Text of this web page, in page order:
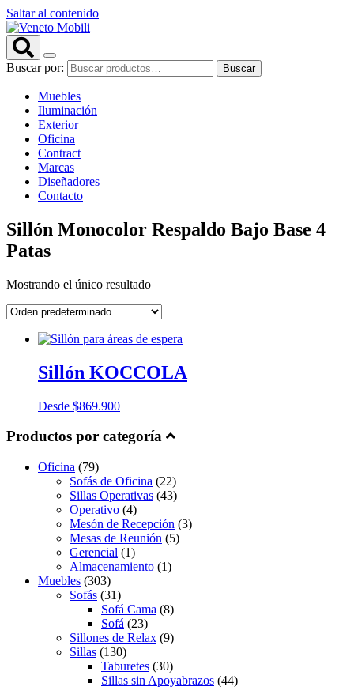
Saltar al contenido
Buscar por: Buscar
Muebles
Iluminación
Exterior
Oficina
Contract
Marcas
Diseñadores
Contacto
Sillón Monocolor Respaldo Bajo Base 4
Patas
Mostrando el único resultado
Sillón KOCCOLA
Desde $869.900
Productos por categoría
Oficina (79)
Sofás de Oficina (22)
Sillas Operativas (43)
Operativo (4)
Mesón de Recepción (3)
Mesas de Reunión (5)
Gerencial (1)
Almacenamiento (1)
Muebles (303)
Sofás (31)
Sofá Cama (8)
Sofá (23)
Sillones de Relax (9)
Sillas (130)
Taburetes (30)
Sillas sin Apoyabrazos (44)